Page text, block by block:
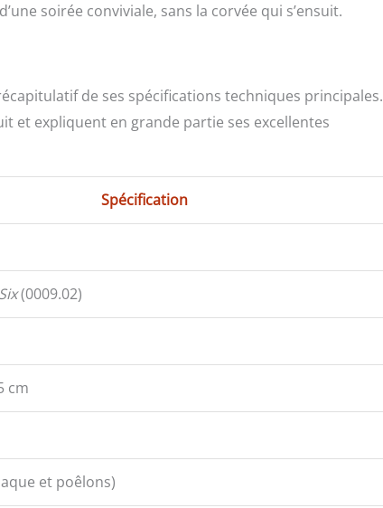
soirée conviviale, sans la corvée qui s’ensuit.
de ses spécifications techniques principales.
et expliquent en grande partie ses excellentes
Spécification
(0009.02)
cm
et poêlons)